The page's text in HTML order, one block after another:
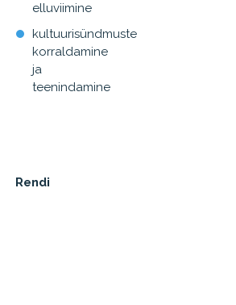
Rendi
elluviimine
kultuurisündmuste
korraldamine
ja
teenindamine